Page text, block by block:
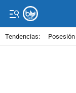
Tendencias: